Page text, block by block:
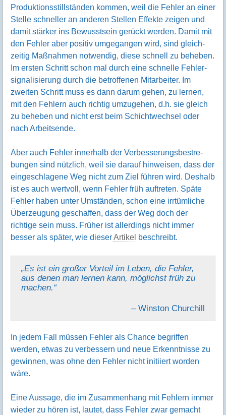
Produktions­still­ständen kommen, weil die Fehler an einer
Stelle schneller an anderen Stellen Effekte zeigen und
damit stärker ins Bewusst­sein gerückt werden. Damit mit
den Fehler aber positiv umge­gangen wird, sind gleich­
zeitig Maß­nahmen notwendig, diese schnell zu beheben.
Im ersten Schritt schon mal durch eine schnelle Fehler­
signali­sierung durch die betrof­fenen Mitar­beiter. Im
zweiten Schritt muss es dann darum gehen, zu lernen,
mit den Fehlern auch richtig umzu­gehen, d.h. sie gleich
zu beheben und nicht erst beim Schicht­wechsel oder
nach Arbeits­ende.
Aber auch Fehler innerhalb der Verbesse­rungs­bestre­
bungen sind nützlich, weil sie darauf hin­weisen, dass der
einge­schlagene Weg nicht zum Ziel führen wird. Deshalb
ist es auch wert­voll, wenn Fehler früh auf­treten. Späte
Fehler haben unter Umständen, schon eine irrtüm­liche
Über­zeugung geschaffen, dass der Weg doch der
richtige sein muss. Früher ist aller­dings nicht immer
besser als später, wie dieserArtikel beschreibt.
„Es ist ein großer Vorteil im Leben, die Fehler,
aus denen man lernen kann, möglichst früh zu
machen.“
– Winston Churchill
In jedem Fall müssen Fehler als Chance begriffen
werden, etwas zu verbes­sern und neue Erkennt­nisse zu
gewinnen, was ohne den Fehler nicht initiiert worden
wäre.
Eine Aussage, die im Zusammen­hang mit Fehlern immer
wieder zu hören ist, lautet, dass Fehler zwar gemacht